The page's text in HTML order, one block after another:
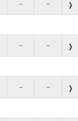
– –
– –
– –